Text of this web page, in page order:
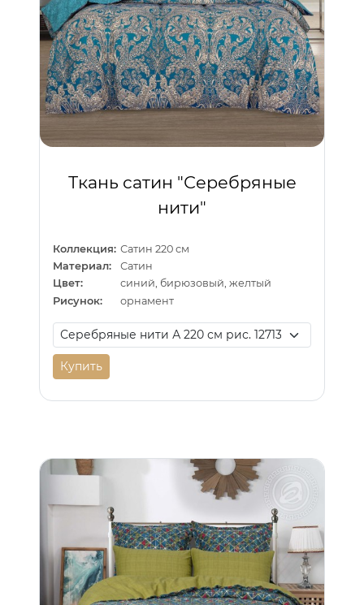
Ткань сатин "Серебряные
нити"
Коллекция: Сатин 220 см
Материал:
Сатин
Цвет:
синий, бирюзовый, желтый
Рисунок:
орнамент
Купить